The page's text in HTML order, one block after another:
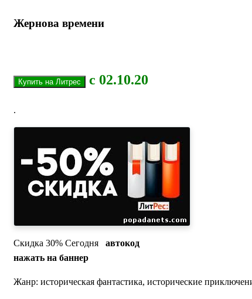
Жернова времени
с 02.10.20
.
Скидка 30% Сегодня автокод
нажать на баннер
Жанр: историческая фантастика, исторические